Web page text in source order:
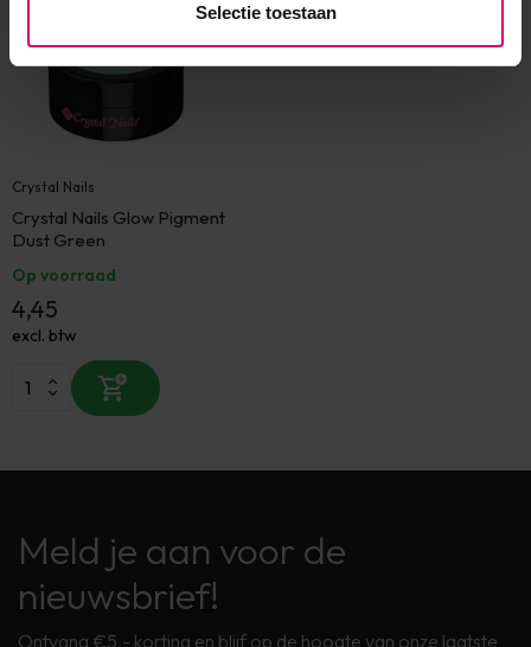
Selectie toestaan
Crystal Nails
Crystal Nails Glow Pigment
Dust Green
Op voorraad
4,45
excl. btw
Meld je aan voor de
nieuwsbrief!
Ontvang €5,- korting en blijf op de hoogte van onze laatste